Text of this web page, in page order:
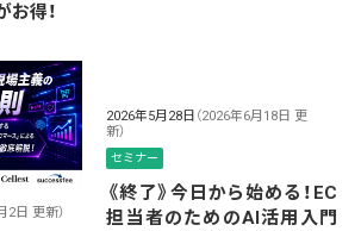
得！
2日 更新）
2026年5月28日 （2026年6月18日 更
新）
セミナー
《終了》今日から始める！EC
担当者のためのAI活用入門